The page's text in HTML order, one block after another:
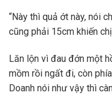
“Này thì quả ớt này, nói
cũng phải 15cm khiến
Lăn lộn vì đau đớn một
mồm rồi ngất đi, còn
Doanh nói như vậy thì